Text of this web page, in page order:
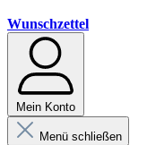
Wunschzettel
Mein Konto
Menü schließen